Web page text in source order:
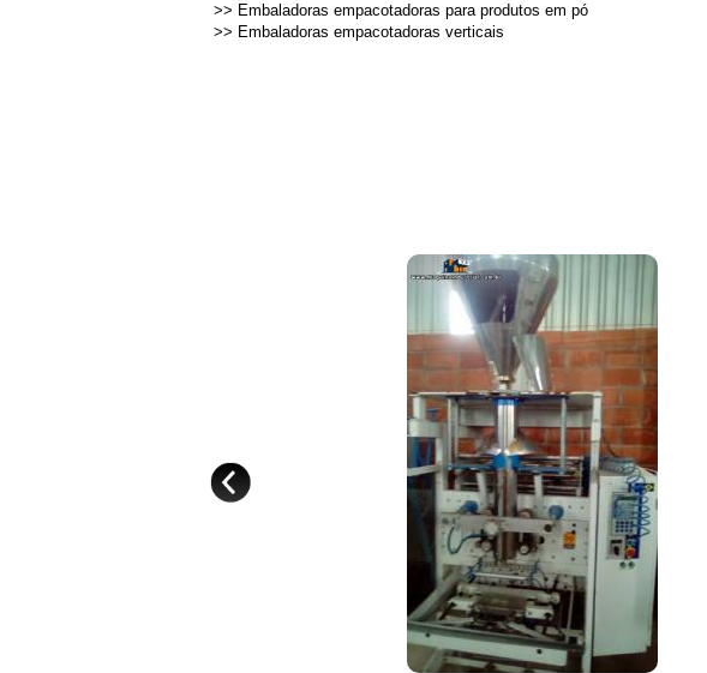
>> Embaladoras empacotadoras para produtos em pó
>> Embaladoras empacotadoras verticais